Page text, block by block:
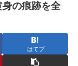
身の痕跡を全
はてブ